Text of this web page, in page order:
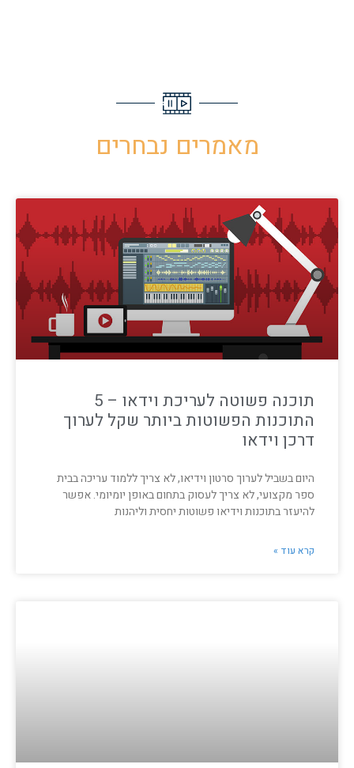
מאמרים נבחרים
תוכנה פשוטה לעריכת וידאו – 5
התוכנות הפשוטות ביותר שקל לערוך
דרכן וידאו
היום בשביל לערוך סרטון וידיאו, לא צריך ללמוד עריכה בבית
ספר מקצועי, לא צריך לעסוק בתחום באופן יומיומי. אפשר
להיעזר בתוכנות וידיאו פשוטות יחסית וליהנות
קרא עוד »